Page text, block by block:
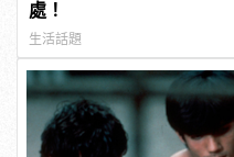
處！
生活話題